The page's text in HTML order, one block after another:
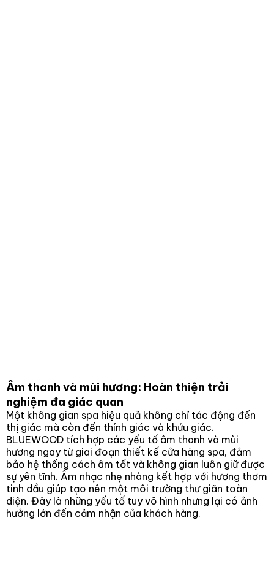
Âm thanh và mùi hương: Hoàn thiện trải
nghiệm đa giác quan
Một không gian spa hiệu quả không chỉ tác động đến
thị giác mà còn đến thính giác và khứu giác.
BLUEWOOD tích hợp các yếu tố âm thanh và mùi
hương ngay từ giai đoạn thiết kế cửa hàng spa, đảm
bảo hệ thống cách âm tốt và không gian luôn giữ được
sự yên tĩnh. Âm nhạc nhẹ nhàng kết hợp với hương thơm
tinh dầu giúp tạo nên một môi trường thư giãn toàn
diện. Đây là những yếu tố tuy vô hình nhưng lại có ảnh
hưởng lớn đến cảm nhận của khách hàng.